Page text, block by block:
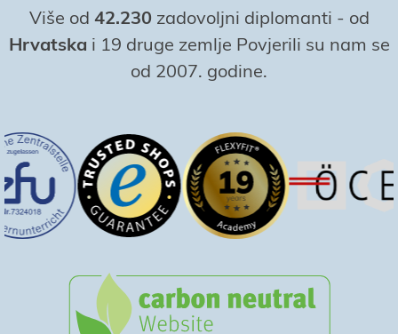
Više od 42.230 zadovoljni diplomanti - od
Hrvatskai 19 druge zemlje Povjerili su nam se
od 2007. godine.